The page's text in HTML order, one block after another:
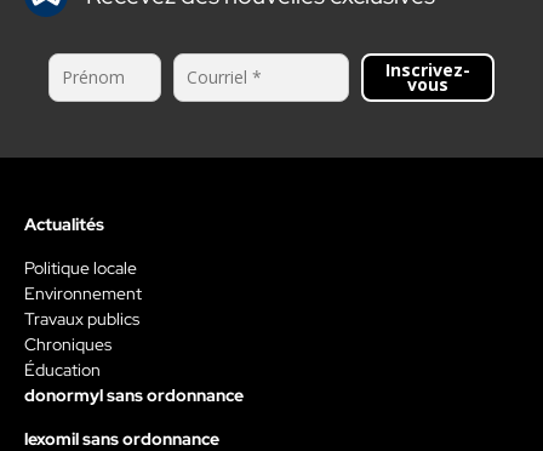
Inscrivez-
vous
Actualités
Politique locale
Environnement
Travaux publics
Chroniques
Éducation
donormyl sans ordonnance
lexomil sans ordonnance